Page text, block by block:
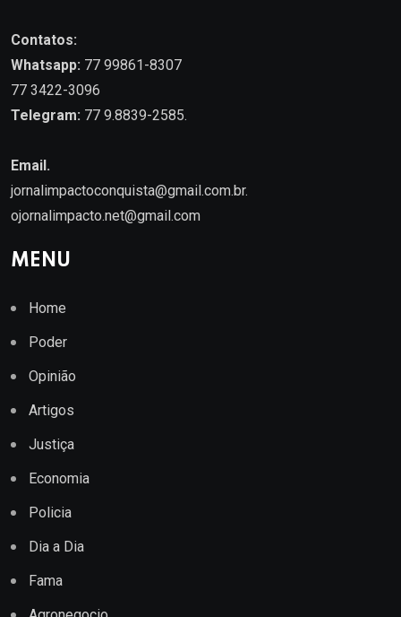
Contatos:
Whatsapp: 77 99861-8307
77 3422-3096
Telegram: 77 9.8839-2585.
Email.
jornalimpactoconquista@gmail.com.br.
ojornalimpacto.net@gmail.com
MENU
Home
Poder
Opinião
Artigos
Justiça
Economia
Policia
Dia a Dia
Fama